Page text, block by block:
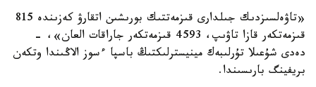
«تاۋەلسىزدىك جىلدارى قىزمەتتىك بورىشىن اتقارۋ كەزىندە 815
قىزمەتكەر قازا تاۋىپ، 4593 قىزمەتكەر جاراقات العان»، -
دەدى شۇعىلا تۇرلىبەك مينيسترلىكتىڭ باسپا ءسوز الاڭىندا وتكەن
بريفينگ بارىسىندا.